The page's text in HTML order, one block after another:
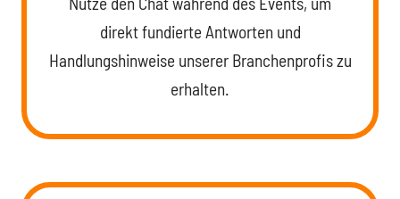
direkt fundierte Antworten und
Handlungshinweise unserer Branchenprofis zu
erhalten.